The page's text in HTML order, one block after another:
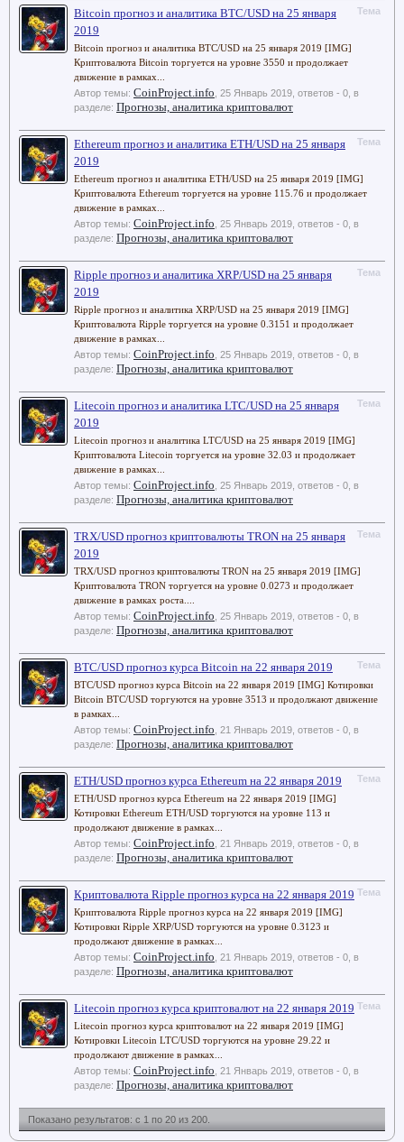
Тема
Bitcoin прогноз и аналитика BTC/USD на 25 января
2019
Bitcoin прогноз и аналитика BTC/USD на 25 января 2019 [IMG]
Криптовалюта Bitcoin торгуется на уровне 3550 и продолжает
движение в рамках...
Автор темы: CoinProject.info 25 Январь 2019 , ответов - 0, в
разделе: Прогнозы, аналитика криптовалют
Тема
Ethereum прогноз и аналитика ETH/USD на 25 января
2019
Ethereum прогноз и аналитика ETH/USD на 25 января 2019 [IMG]
Криптовалюта Ethereum торгуется на уровне 115.76 и продолжает
движение в рамках...
Автор темы: CoinProject.info 25 Январь 2019 , ответов - 0, в
разделе: Прогнозы, аналитика криптовалют
Тема
Ripple прогноз и аналитика XRP/USD на 25 января
2019
Ripple прогноз и аналитика XRP/USD на 25 января 2019 [IMG]
Криптовалюта Ripple торгуется на уровне 0.3151 и продолжает
движение в рамках...
Автор темы: CoinProject.info 25 Январь 2019 , ответов - 0, в
разделе: Прогнозы, аналитика криптовалют
Тема
Litecoin прогноз и аналитика LTC/USD на 25 января
2019
Litecoin прогноз и аналитика LTC/USD на 25 января 2019 [IMG]
Криптовалюта Litecoin торгуется на уровне 32.03 и продолжает
движение в рамках...
Автор темы: CoinProject.info 25 Январь 2019 , ответов - 0, в
разделе: Прогнозы, аналитика криптовалют
Тема
TRX/USD прогноз криптовалюты TRON на 25 января
2019
TRX/USD прогноз криптовалюты TRON на 25 января 2019 [IMG]
Криптовалюта TRON торгуется на уровне 0.0273 и продолжает
движение в рамках роста....
Автор темы: CoinProject.info 25 Январь 2019 , ответов - 0, в
разделе: Прогнозы, аналитика криптовалют
Тема
BTC/USD прогноз курса Bitcoin на 22 января 2019
BTC/USD прогноз курса Bitcoin на 22 января 2019 [IMG] Котировки
Bitcoin BTC/USD торгуются на уровне 3513 и продолжают движение
в рамках...
Автор темы: CoinProject.info 21 Январь 2019 , ответов - 0, в
разделе: Прогнозы, аналитика криптовалют
Тема
ETH/USD прогноз курса Ethereum на 22 января 2019
ETH/USD прогноз курса Ethereum на 22 января 2019 [IMG]
Котировки Ethereum ETH/USD торгуются на уровне 113 и
продолжают движение в рамках...
Автор темы: CoinProject.info 21 Январь 2019 , ответов - 0, в
разделе: Прогнозы, аналитика криптовалют
Тема
Криптовалюта Ripple прогноз курса на 22 января 2019
Криптовалюта Ripple прогноз курса на 22 января 2019 [IMG]
Котировки Ripple XRP/USD торгуются на уровне 0.3123 и
продолжают движение в рамках...
Автор темы: CoinProject.info 21 Январь 2019 , ответов - 0, в
разделе: Прогнозы, аналитика криптовалют
Тема
Litecoin прогноз курса криптовалют на 22 января 2019
Litecoin прогноз курса криптовалют на 22 января 2019 [IMG]
Котировки Litecoin LTC/USD торгуются на уровне 29.22 и
продолжают движение в рамках...
Автор темы: CoinProject.info 21 Январь 2019 , ответов - 0, в
разделе: Прогнозы, аналитика криптовалют
Показано результатов: с 1 по 20 из 200.